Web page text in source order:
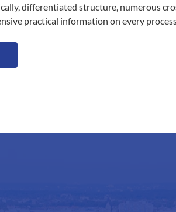
differentiated structure, numerous
practical information on every